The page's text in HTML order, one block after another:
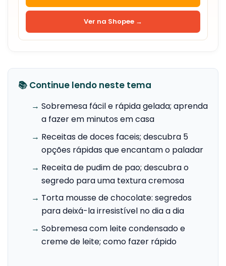
Ver na Shopee →
📚 Continue lendo neste tema
→ Sobremesa fácil e rápida gelada; aprenda
a fazer em minutos em casa
→ Receitas de doces faceis; descubra 5
opções rápidas que encantam o paladar
→ Receita de pudim de pao; descubra o
segredo para uma textura cremosa
→ Torta mousse de chocolate: segredos
para deixá-la irresistível no dia a dia
→ Sobremesa com leite condensado e
creme de leite; como fazer rápido